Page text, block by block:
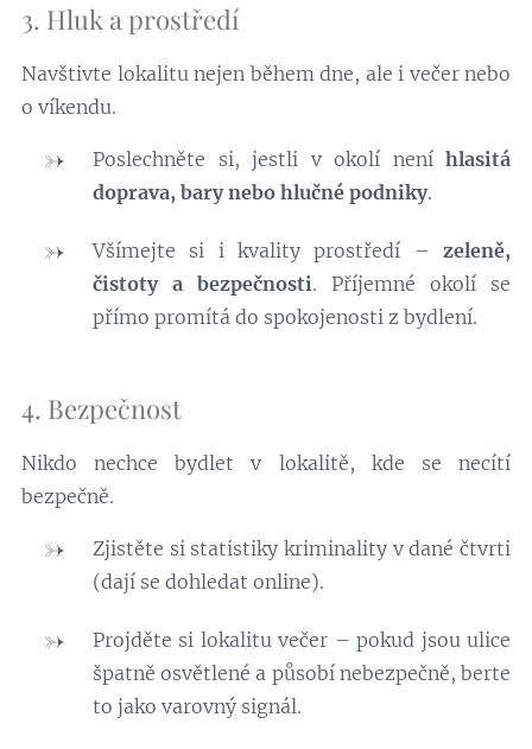
3. Hluk a prostředí
Navštivte lokalitu nejen během dne, ale i večer nebo
o víkendu.
Poslechněte si, jestli v okolí není hlasitá
doprava, bary nebo hlučné podniky.
Všímejte si i kvality prostředí – zeleně,
čistoty a bezpečnosti. Příjemné okolí se
přímo promítá do spokojenosti z bydlení.
4. Bezpečnost
Nikdo nechce bydlet v lokalitě, kde se necítí
bezpečně.
Zjistěte si statistiky kriminality v dané čtvrti
(dají se dohledat online).
Projděte si lokalitu večer – pokud jsou ulice
špatně osvětlené a působí nebezpečně, berte
to jako varovný signál.